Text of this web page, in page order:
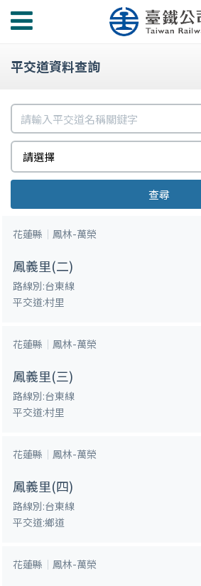
功
選
平交道資料查詢
輸
交
道
名
稱
關
選
請選擇
擇
查尋
花蓮縣 鳳林-萬榮
鳳義里(二)
路線別:台東線
平交道:村里
花蓮縣 鳳林-萬榮
鳳義里(三)
路線別:台東線
平交道:村里
花蓮縣 鳳林-萬榮
鳳義里(四)
路線別:台東線
平交道:鄉道
花蓮縣 鳳林-萬榮